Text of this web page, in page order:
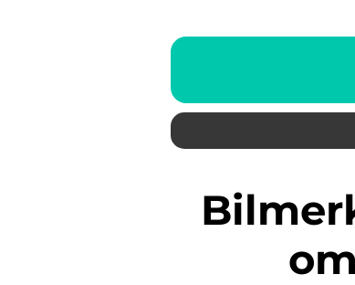
Bilmerkers logo og navn: En